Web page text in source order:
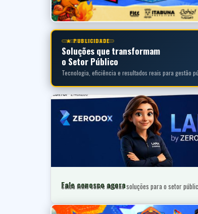
★ PUBLICIDADE
Soluções que transformam
o Setor Público
Tecnologia, eficiência e resultados reais para gestão
Fale conosco agora
Saiba mais sobre nossas soluções para o setor